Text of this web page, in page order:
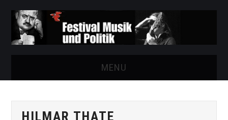
MENU
HILMAR THATE